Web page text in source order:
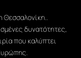
Θεσσαλονίκη..
δυνατότητες,
που καλύπτει